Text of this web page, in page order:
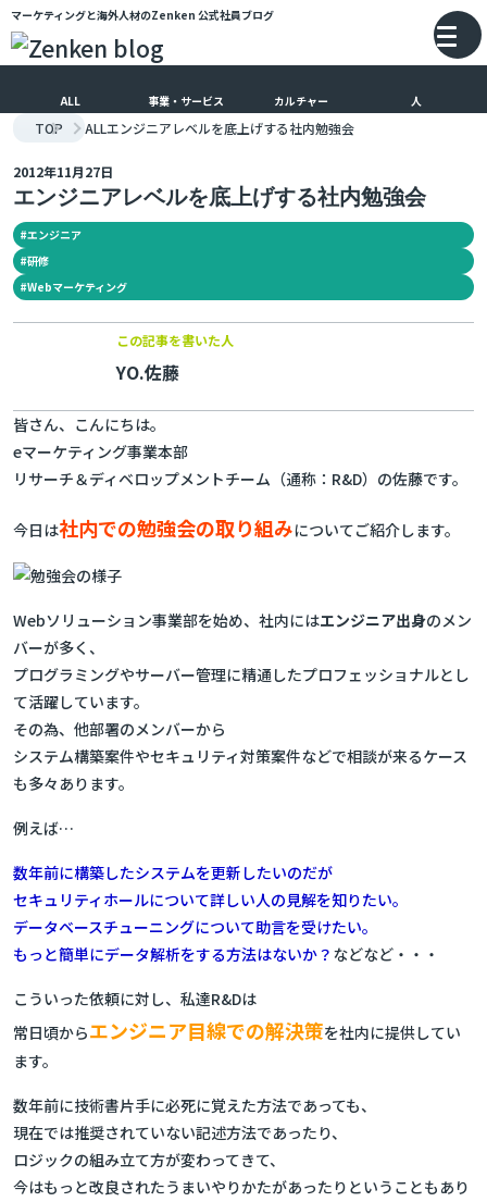
メインコンテンツにスキップ
マーケティングと海外人材のZenken 公式社員ブログ
ALL 事業・サービス カルチャー 人
TOP ALLエンジニアレベルを底上げする社内勉強会
エンジニアレベルを底上げする社内勉強会
2012年11月27日
#エンジニア
#研修
#Webマーケティング
この記事を書いた人
YO.佐藤
皆さん、こんにちは。
eマーケティング事業本部
リサーチ＆ディベロップメントチーム（通称：R&D）の佐藤です。
今日は社内での勉強会の取り組みについてご紹介します。
Webソリューション事業部を始め、社内にはエンジニア出身のメン
バーが多く、
プログラミングやサーバー管理に精通したプロフェッショナルとし
て活躍しています。
その為、他部署のメンバーから
システム構築案件やセキュリティ対策案件などで相談が来るケース
も多々あります。
例えば…
数年前に構築したシステムを更新したいのだが
セキュリティホールについて詳しい人の見解を知りたい。
データベースチューニングについて助言を受けたい。
もっと簡単にデータ解析をする方法はないか？ などなど・・・
こういった依頼に対し、私達R&Dは
常日頃からエンジニア目線での解決策を社内に提供してい
ます。
数年前に技術書片手に必死に覚えた方法であっても、
現在では推奨されていない記述方法であったり、
ロジックの組み立て方が変わってきて、
今はもっと改良されたうまいやりかたがあったりということもあり